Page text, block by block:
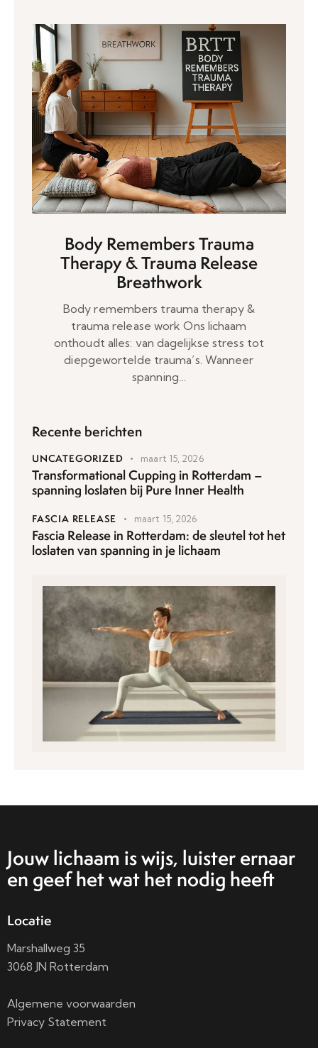
Body Remembers Trauma
Therapy & Trauma Release
Breathwork
Body remembers trauma therapy &
trauma release work Ons lichaam
onthoudt alles: van dagelijkse stress tot
diepgewortelde trauma’s. Wanneer
spanning…
Recente berichten
UNCATEGORIZED maart 15, 2026
Transformational Cupping in Rotterdam –
spanning loslaten bij Pure Inner Health
FASCIA RELEASE maart 15, 2026
Fascia Release in Rotterdam: de sleutel tot het
loslaten van spanning in je lichaam
Jouw lichaam is wijs, luister ernaar
en geef het wat het nodig heeft
Locatie
Marshallweg 35
3068 JN Rotterdam
Algemene voorwaarden
Privacy Statement